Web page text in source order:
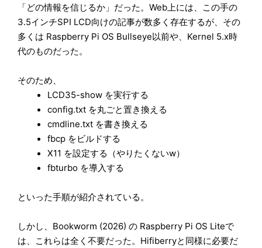
「どの情報を信じるか」だった。 Web上には、この手の
3.5インチSPI LCD向けの記事が数多く存在するが、その
多くは Raspberry Pi OS Bullseye以前や、Kernel 5.x時
代のものだった。
そのため、
LCD35-show を実行する
config.txt を丸ごと置き換える
cmdline.txt を書き換える
fbcp をビルドする
X11 を設定する（やりたくないw）
fbturbo を導入する
といった手順が紹介されている。
しかし、Bookworm (2026) の Raspberry Pi OS Liteで
は、これらは全く不要だった。Hifiberryと同様に必要だ